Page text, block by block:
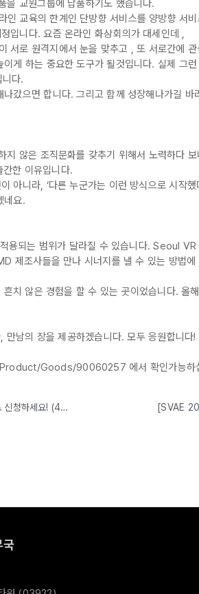
을 교원그룹에 납품하기도 했습니다.
교육의 한계인 단방향 서비스를 양방향 서
입니다. 요즘 온라인 화상회의가 대세인데 ,
로 원격지에서 눈을 맞추고 , 또 서로간에
게 하는 중요한 도구가 될것입니다. 실제 그
다.
갔으면 합니다. 그리고 함께 성장해나가길 바
않은 조직문화를 갖추기 위해서 노력하다
한 이유입니다.
아니라, ‘다른 누군가는 이런 방식으로 시작
네요.
용되는 범위가 달라질 수 있습니다. Seoul
조사들을 만나 시너지를 낼 수 있는 방법
치 않은 경험을 할 수 있는 곳이었습니다. 올
남의 장을 제공하겠습니다. 모두 응원합니다!
Goods/90060257 에서 확인가능하
[SVAE 2020 VOL.5] SEOUL VR AR EXPO와 같이 글로벌해질 당신, 지금 바로 신청하세요! (4.23~25, COEX)
국